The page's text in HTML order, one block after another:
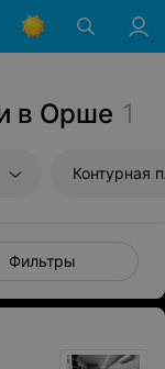
в Орше 1
Контурная
Фильтры